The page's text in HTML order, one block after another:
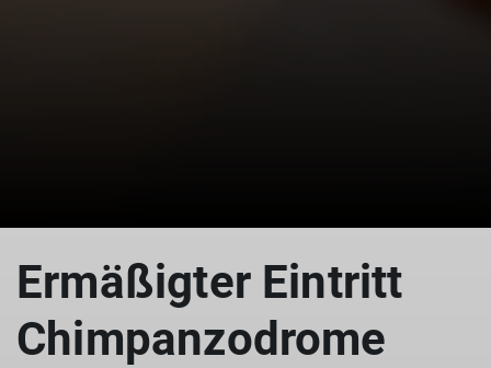
Ermäßigter Eintritt
Chimpanzodrome